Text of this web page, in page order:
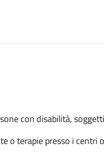
con disabilità,
o terapie presso i centri